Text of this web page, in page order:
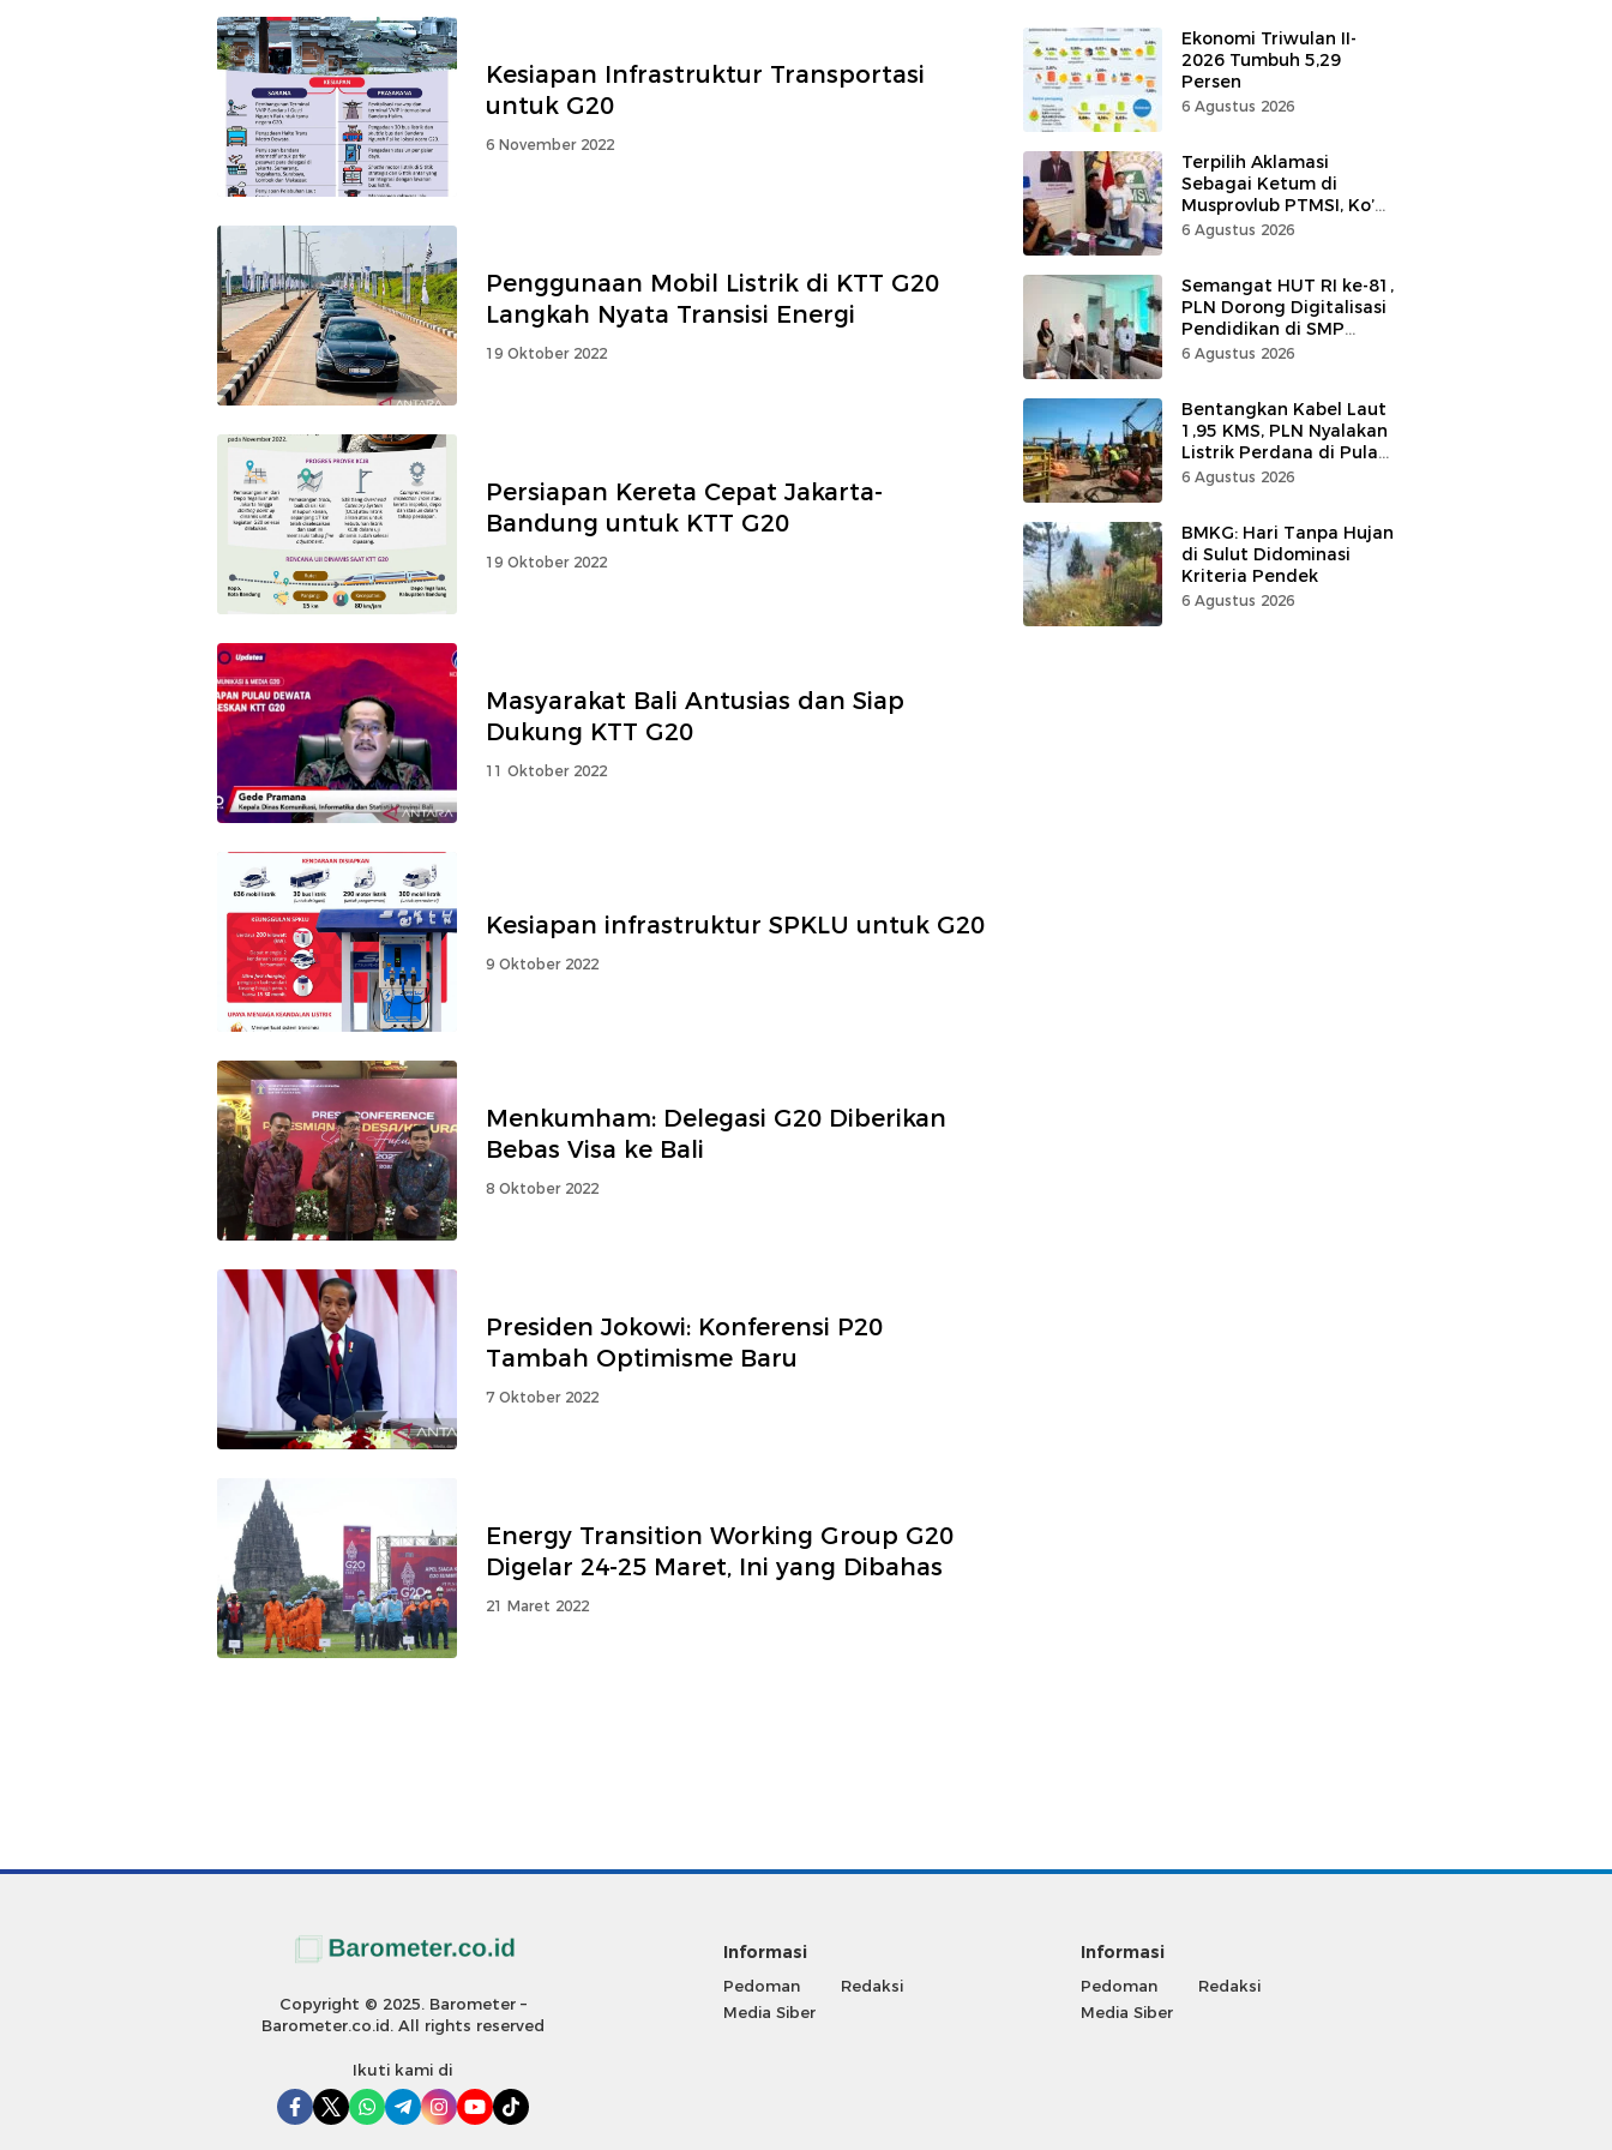
Kesiapan Infrastruktur Transportasi
untuk G20
6 November 2022
Penggunaan Mobil Listrik di KTT G20
Langkah Nyata Transisi Energi
19 Oktober 2022
Persiapan Kereta Cepat Jakarta-
Bandung untuk KTT G20
19 Oktober 2022
Masyarakat Bali Antusias dan Siap
Dukung KTT G20
11 Oktober 2022
Kesiapan infrastruktur SPKLU untuk G20
9 Oktober 2022
Menkumham: Delegasi G20 Diberikan
Bebas Visa ke Bali
8 Oktober 2022
Presiden Jokowi: Konferensi P20
Tambah Optimisme Baru
7 Oktober 2022
Energy Transition Working Group G20
Digelar 24-25 Maret, Ini yang Dibahas
21 Maret 2022
Ekonomi Triwulan II-
2026 Tumbuh 5,29
Persen
6 Agustus 2026
Terpilih Aklamasi
Sebagai Ketum di
Musprovlub PTMSI, Ko’
Alfrets Rumawas Siap
6 Agustus 2026
Semangat HUT RI ke-81,
PLN Dorong Digitalisasi
Pendidikan di SMP
Negeri 1 Palu Lewat
6 Agustus 2026
Bentangkan Kabel Laut
1,95 KMS, PLN Nyalakan
Listrik Perdana di Pulau
Dudepo, Desa Berlistrik
6 Agustus 2026
BMKG: Hari Tanpa Hujan
di Sulut Didominasi
Kriteria Pendek
6 Agustus 2026
Copyright © 2025. Barometer –
Barometer.co.id. All rights reserved
Ikuti kami di
Informasi
Pedoman
Media Siber
Redaksi
Informasi
Pedoman
Media Siber
Redaksi